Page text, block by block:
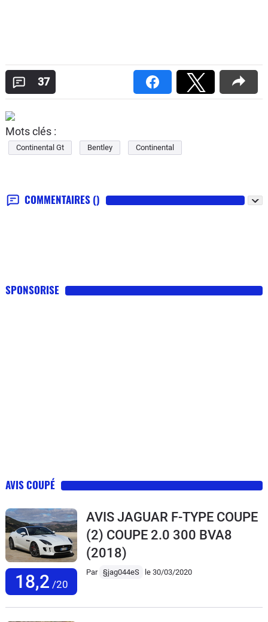
37
Mots clés :
Continental Gt Bentley Continental
COMMENTAIRES ()
SPONSORISE
AVIS COUPÉ
18,2 /20
AVIS JAGUAR F-TYPE COUPE
(2) COUPE 2.0 300 BVA8
(2018)
Par §jag044eS le 30/03/2020